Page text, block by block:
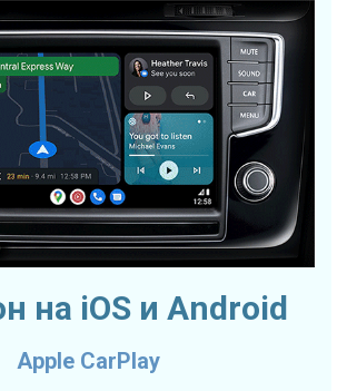
на iOS и Android
Apple CarPlay